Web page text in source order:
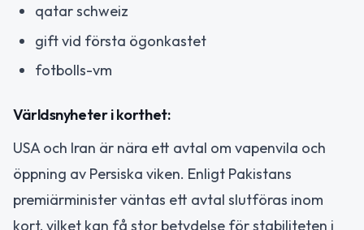
qatar schweiz
gift vid första ögonkastet
fotbolls-vm
Världsnyheter i korthet:
USA och Iran är nära ett avtal om vapenvila och
öppning av Persiska viken. Enligt Pakistans
premiärminister väntas ett avtal slutföras inom
kort, vilket kan få stor betydelse för stabiliteten i